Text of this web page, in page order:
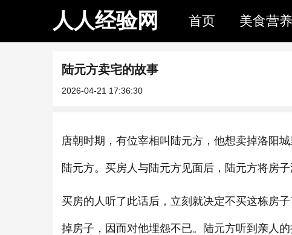
人人经验网 首页 美食营养
陆元方卖宅的故事
2026-04-21 17:36:30
唐朝时期，有位宰相叫陆元方，他想卖掉洛阳
陆元方。买房人与陆元方见面后，陆元方将房
买房的人听了此话后，立刻就决定不买这栋房
掉房子，因而对他埋怨不已。陆元方听到亲人